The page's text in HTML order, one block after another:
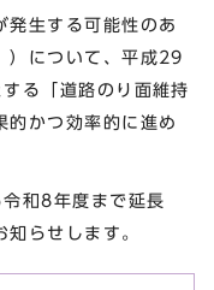
生する可能性のあ
）について、平成29
る「道路のり面維持
的かつ効率的に進め
和8年度まで延長
らせします。